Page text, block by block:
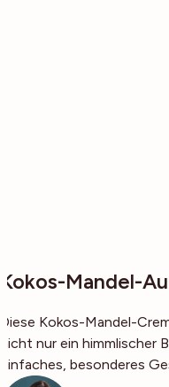
Kokos-Mandel-
Diese Kokos-Mandel-
nicht nur ein
einfaches, besonderes